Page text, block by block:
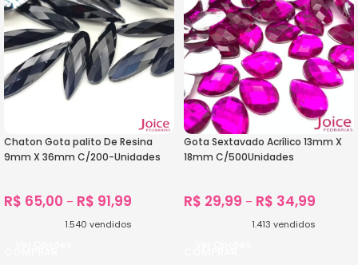
Chaton Gota palito De Resina
9mm X 36mm C/200-Unidades
R$ 65,00 – R$ 91,99
1.540 vendidos
Gota Sextavado Acrílico 13mm X
18mm C/500Unidades
R$ 29,99 – R$ 34,99
1.413 vendidos